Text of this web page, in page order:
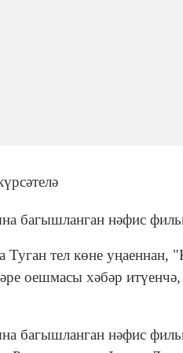
багышланган нәфис
тел көне уңаеннан,
оешмасы хәбәр
багышланган нәфис